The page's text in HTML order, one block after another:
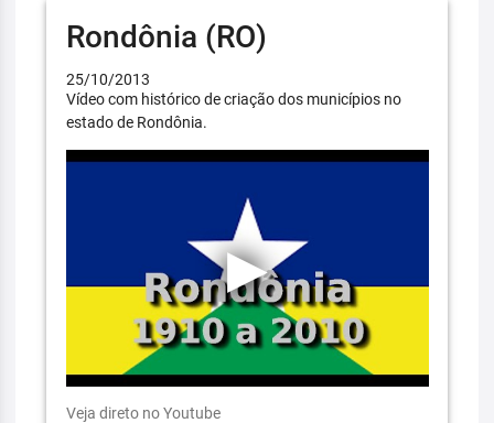
Rondônia (RO)
25/10/2013
Vídeo com histórico de criação dos municípios no
estado de Rondônia.
Veja direto no Youtube